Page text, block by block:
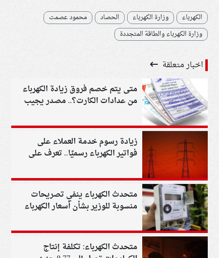
الكهرباء وزارة الكهرباء الحصاد
محمود عصمت
وزارة الكهرباء والطاقة المتجددة
اخبار متعلقة
متى يتم خصم فروق زيادة الكهرباء
من عدادات الكارت؟.. مصدر يجيب
زيادة رسوم خدمة العملاء على
فواتير الكهرباء رسميًا.. تعرف على
متحدث الكهرباء ينفي تصريحات
منسوبة للوزير بشأن أسعار الكهرباء
متحدث الكهرباء: تكلفة إنتاج